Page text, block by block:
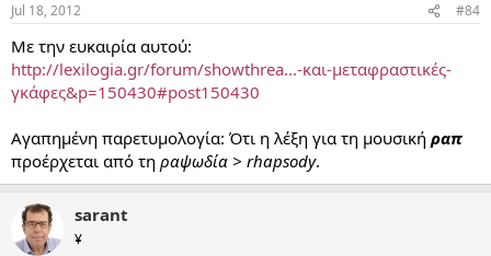
Jul 18, 2012 #84
Με την ευκαιρία αυτού:
http://lexilogia.gr/forum/showthrea...-και-μεταφραστικές-
γκάφες&p=150430#post150430
Αγαπημένη παρετυμολογία: Ότι η λέξη για τη μουσική ραπ
προέρχεται από τη ραψωδία > rhapsody.
sarant
¥